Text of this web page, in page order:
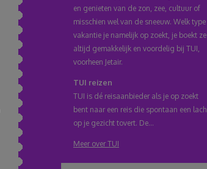
en genieten van de zon, zee, cultuur of
misschien wel van de sneeuw. Welk type
vakantie je namelijk op zoekt, je boekt ze
altijd gemakkelijk en voordelig bij TUI,
voorheen Jetair.
TUI reizen
TUI is dé reisaanbieder als je op zoekt
bent naar een reis die spontaan een lach
op je gezicht tovert. De...
Meer over TUI